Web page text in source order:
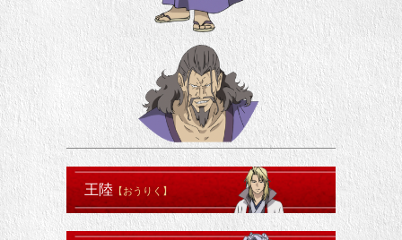
王陸 【おうりく】